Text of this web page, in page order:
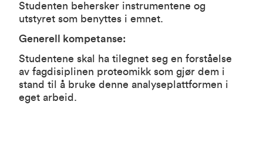
Studenten behersker instrumentene og
utstyret som benyttes i emnet.
Generell kompetanse:
Studentene skal ha tilegnet seg en forståelse
av fagdisiplinen proteomikk som gjør dem i
stand til å bruke denne analyseplattformen i
eget arbeid.